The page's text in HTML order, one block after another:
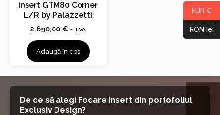
Insert GTM80 Corner
L/R by Palazzetti
2.690,00€ + TVA
Adaugă în coș
De ce să alegi Focare insert din portofoliul
Exclusiv Design?
EUR €
RON lei